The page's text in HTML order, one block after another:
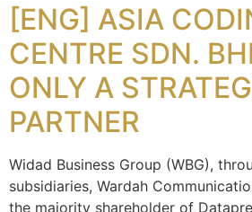
[ENG] ASIA
CENTRE SDN.
ONLY A
PARTNER
Widad Business Group (WBG),
subsidiaries, Wardah
the majority shareholder of